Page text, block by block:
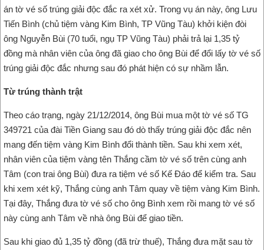
án tờ vé số trúng giải độc đắc ra xét xử. Trong vụ án này, ông Lưu
Tiến Bình (chủ tiệm vàng Kim Bình, TP Vũng Tàu) khởi kiện đòi
ông Nguyễn Bùi (70 tuổi, ngụ TP Vũng Tàu) phải trả lại 1,35 tỷ
đồng mà nhân viên của ông đã giao cho ông Bùi để đổi lấy tờ vé số
trúng giải độc đắc nhưng sau đó phát hiện có sự nhầm lẫn.
Từ trúng thành trật
Theo cáo trạng, ngày 21/12/2014, ông Bùi mua một tờ vé số TG
349721 của đài Tiền Giang sau đó dò thấy trúng giải độc đắc nên
mang đến tiệm vàng Kim Bình đổi thành tiền. Sau khi xem xét,
nhân viên của tiệm vàng tên Thắng cầm tờ vé số trên cùng anh
Tâm (con trai ông Bùi) đưa ra tiệm vé số Kế Đáo để kiểm tra. Sau
khi xem xét kỹ, Thắng cùng anh Tâm quay về tiệm vàng Kim Bình.
Tại đây, Thắng đưa tờ vé số cho ông Bình xem rồi mang tờ vé số
này cùng anh Tâm về nhà ông Bùi để giao tiền.
Sau khi giao đủ 1,35 tỷ đồng (đã trừ thuế), Thắng đưa mặt sau tờ